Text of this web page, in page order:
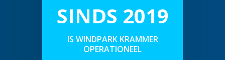
SINDS 2019
IS WINDPARK KRAMMER
OPERATIONEEL